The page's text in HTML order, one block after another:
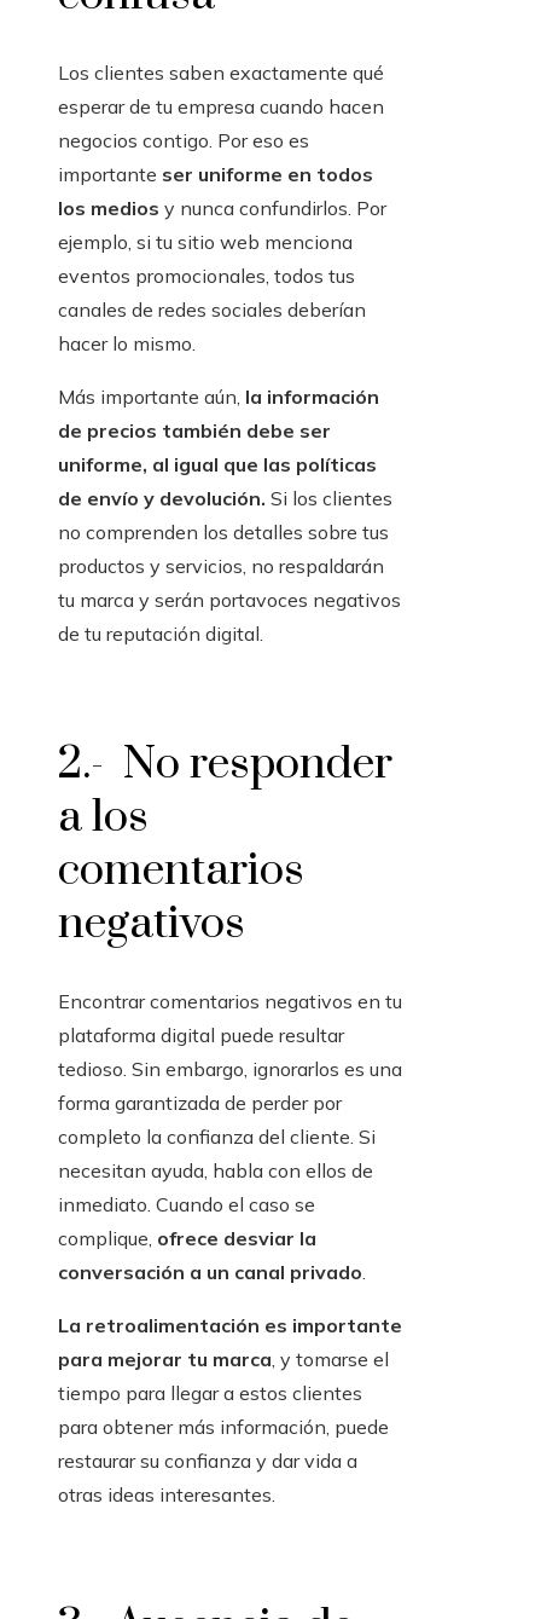
Los clientes saben exactamente qué
esperar de tu empresa cuando hacen
negocios contigo. Por eso es
importante ser uniforme en todos
los medios y nunca confundirlos. Por
ejemplo, si tu sitio web menciona
eventos promocionales, todos tus
canales de redes sociales deberían
hacer lo mismo.
Más importante aún, la información
de precios también debe ser
uniforme, al igual que las políticas
de envío y devolución. Si los clientes
no comprenden los detalles sobre tus
productos y servicios, no respaldarán
tu marca y serán portavoces negativos
de tu reputación digital.
2.- No responder
a los
comentarios
negativos
Encontrar comentarios negativos en tu
plataforma digital puede resultar
tedioso. Sin embargo, ignorarlos es una
forma garantizada de perder por
completo la confianza del cliente. Si
necesitan ayuda, habla con ellos de
inmediato. Cuando el caso se
complique, ofrece desviar la
conversación a un canal privado.
La retroalimentación es importante
para mejorar tu marca, y tomarse el
tiempo para llegar a estos clientes
para obtener más información, puede
restaurar su confianza y dar vida a
otras ideas interesantes.